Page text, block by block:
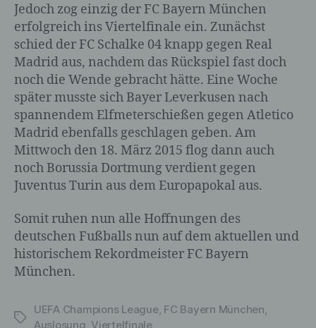
Jedoch zog einzig der FC Bayern München
erfolgreich ins Viertelfinale ein. Zunächst
schied der FC Schalke 04 knapp gegen Real
Madrid aus, nachdem das Rückspiel fast doch
noch die Wende gebracht hätte. Eine Woche
später musste sich Bayer Leverkusen nach
spannendem Elfmeterschießen gegen Atletico
Madrid ebenfalls geschlagen geben. Am
Mittwoch den 18. März 2015 flog dann auch
noch Borussia Dortmung verdient gegen
Juventus Turin aus dem Europapokal aus.
Somit ruhen nun alle Hoffnungen des
deutschen Fußballs nun auf dem aktuellen und
historischem Rekordmeister FC Bayern
München.
Schlagwörter
UEFA Champions League, FC Bayern München,
Auslosung, Viertelfinale
personenbezogenen Daten wie das
Erheben, das Erfassen, die Organisation,
das Ordnen, die Speicherung, die
Anpassung oder Veränderung, das
Auslesen, das Abfragen, die Verwendung,
die Offenlegung durch Übermittlung,
Verbreitung oder eine andere Form der
Bereitstellung, den Abgleich oder die
Verknüpfung, die Einschränkung, das
Löschen oder die Vernichtung.
Einschränkung der Verarbeitung ist die
Markierung gespeicherter
personenbezogener Daten mit dem Ziel,
ihre künftige Verarbeitung einzuschränken.